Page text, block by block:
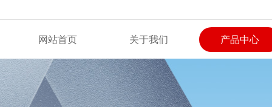
网站首页 关于我们 产品中心